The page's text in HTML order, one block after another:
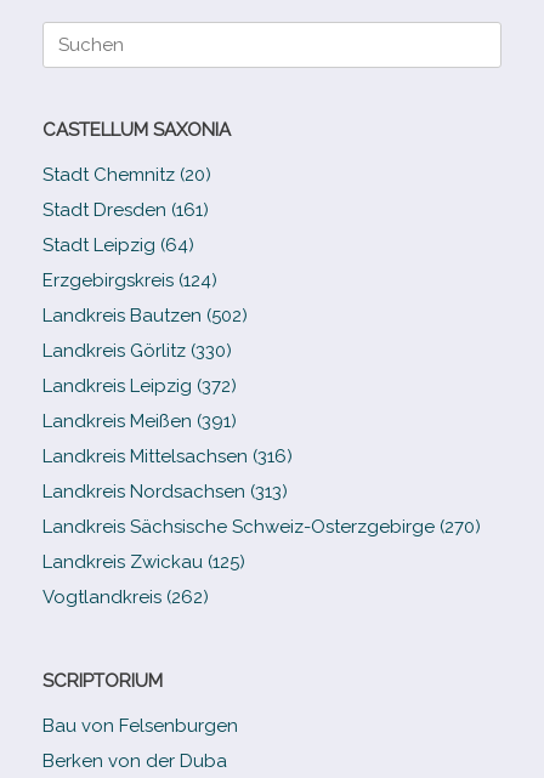
Suche
CASTELLUM SAXONIA
Stadt Chemnitz (20)
Stadt Dresden (161)
Stadt Leipzig (64)
Erzgebirgskreis (124)
Landkreis Bautzen (502)
Landkreis Görlitz (330)
Landkreis Leipzig (372)
Landkreis Meißen (391)
Landkreis Mittelsachsen (316)
Landkreis Nordsachsen (313)
Landkreis Sächsische Schweiz-​Osterzgebirge (270)
Landkreis Zwickau (125)
Vogtlandkreis (262)
SCRIPTORIUM
Bau von Felsenburgen
Berken von der Duba